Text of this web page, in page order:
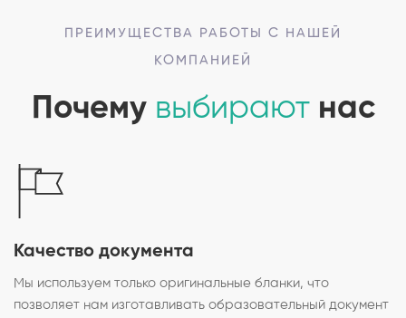
ПРЕИМУЩЕСТВА РАБОТЫ С НАШЕЙ
КОМПАНИЕЙ
Почему выбираютнас
Качество документа
Мы используем только оригинальные бланки, что
позволяет нам изготавливать образовательный документ